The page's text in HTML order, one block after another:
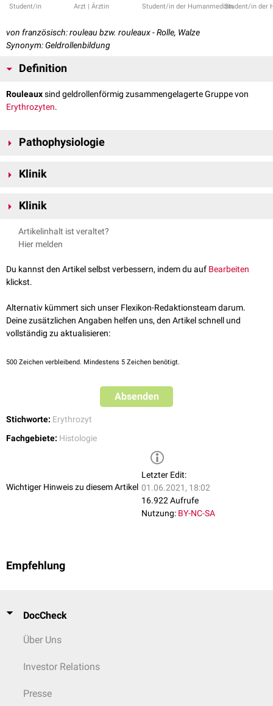
Student/in Arzt | Ärztin Student/in der HumanmedizinStudent/in der
von französisch: rouleau bzw. rouleaux - Rolle, Walze
Synonym: Geldrollenbildung
Definition
Rouleauxsind geldrollenförmig zusammengelagerte Gruppe von
Erythrozyten.
Pathophysiologie
ist jedoch eine hohe Konzentration an
der Erythrozytenmembran und
Klinik
Diabetes mellitus
ebenfalls Rouleaux bilden, sodass
Klinik
Die Rouleaux-Bildung führt zu einer Erhöhung der
Blutsenkungsgeschwindigkeit
dies als einer der Ursachen für die
Mikroangiopathien
siehe auch
Artikelinhalt ist veraltet?
Hier melden
Du kannst den Artikel selbst verbessern, indem du auf Bearbeiten
klickst.
Alternativ kümmert sich unser Flexikon-Redaktionsteam darum.
Deine zusätzlichen Angaben helfen uns, den Artikel schnell und
vollständig zu aktualisieren:
500 Zeichen verbleibend. Mindestens 5 Zeichen benötigt.
Absenden
Stichworte: Erythrozyt
Fachgebiete: Histologie
Wichtiger Hinweis zu diesem Artikel
Letzter Edit:
01.06.2021, 18:02
16.922 Aufrufe
Nutzung: BY-NC-SA
Empfehlung
DocCheck
Über Uns
Investor Relations
Presse